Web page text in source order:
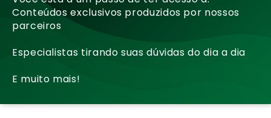
Conteúdos exclusivos produzidos por nossos
parceiros
Especialistas tirando suas dúvidas do dia a dia
E muito mais!